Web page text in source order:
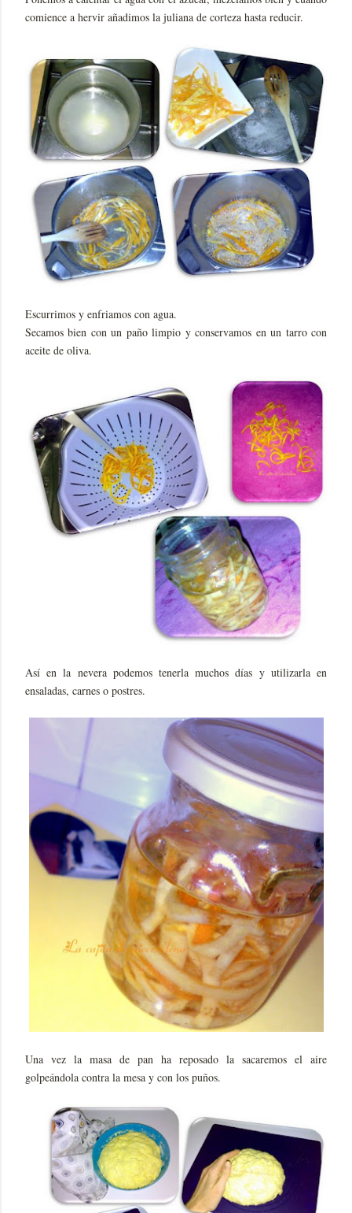
comience a hervir añadimos la juliana de corteza hasta reducir.
Escurrimos y enfriamos con agua.
Secamos bien con un paño limpio y conservamos en un tarro con
aceite de oliva.
Así en la nevera podemos tenerla muchos días y utilizarla en
ensaladas, carnes o postres.
Una vez la masa de pan ha reposado la sacaremos el aire
golpeándola contra la mesa y con los puños.